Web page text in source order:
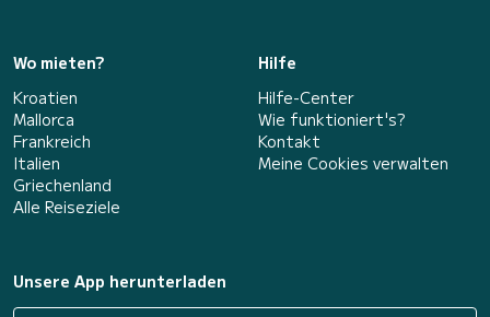
Wo mieten?
Kroatien
Mallorca
Frankreich
Italien
Griechenland
Alle Reiseziele
Hilfe
Hilfe-Center
Wie funktioniert's?
Kontakt
Meine Cookies verwalten
Unsere App herunterladen